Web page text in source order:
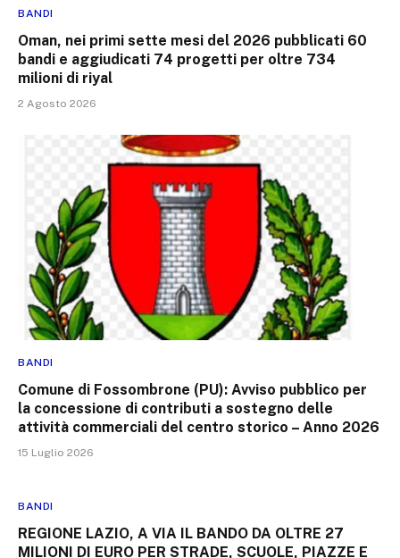
BANDI
Oman, nei primi sette mesi del 2026 pubblicati 60
bandi e aggiudicati 74 progetti per oltre 734
milioni di riyal
2 Agosto 2026
BANDI
Comune di Fossombrone (PU): Avviso pubblico per
la concessione di contributi a sostegno delle
attività commerciali del centro storico – Anno 2026
15 Luglio 2026
BANDI
REGIONE LAZIO, A VIA IL BANDO DA OLTRE 27
MILIONI DI EURO PER STRADE, SCUOLE, PIAZZE E